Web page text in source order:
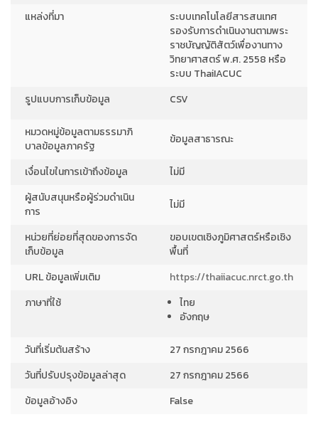
แหล่งที่มา
ระบบเทคโนโลยีสารสนเทศ
รองรับการดำเนินงานตามพระ
ราชบัญญัติสัตว์เพื่องานทาง
วิทยาศาสตร์ พ.ศ. 2558 หรือ
ระบบ ThaiIACUC
รูปแบบการเก็บข้อมูล
CSV
หมวดหมู่ข้อมูลตามธรรมาภิ
บาลข้อมูลภาครัฐ
ข้อมูลสาธารณะ
เงื่อนไขในการเข้าถึงข้อมูล
ไม่มี
ผู้สนับสนุนหรือผู้ร่วมดำเนิน
การ
ไม่มี
หน่วยที่ย่อยที่สุดของการจัด
เก็บข้อมูล
ขอบเขตเชิงภูมิศาสตร์หรือเชิง
พื้นที่
URL ข้อมูลเพิ่มเติม
https://thaiiacuc.nrct.go.th
ภาษาที่ใช้
ไทย
อังกฤษ
วันที่เริ่มต้นสร้าง
27 กรกฎาคม 2566
วันที่ปรับปรุงข้อมูลล่าสุด
27 กรกฎาคม 2566
ข้อมูลอ้างอิง
False